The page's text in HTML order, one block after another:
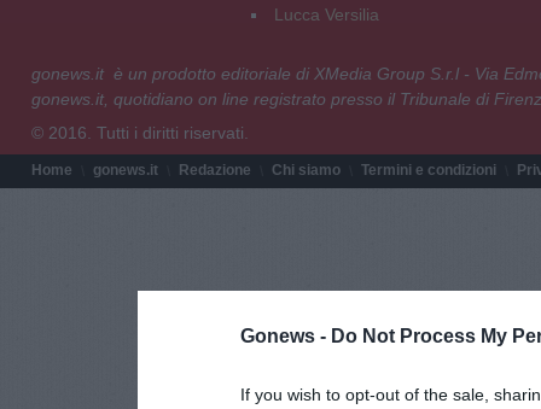
Gonews - Do Not Process My
If you wish to opt-out of the sale,
Lucca Versilia
gonews.it è un prodotto editoriale di XMedia Group S.r.l - Via
gonews.it, quotidiano on line registrato presso il Tribunale di
© 2016. Tutti i diritti riservati.
Home gonews.it Redazione Chi siamo Termini e condizioni